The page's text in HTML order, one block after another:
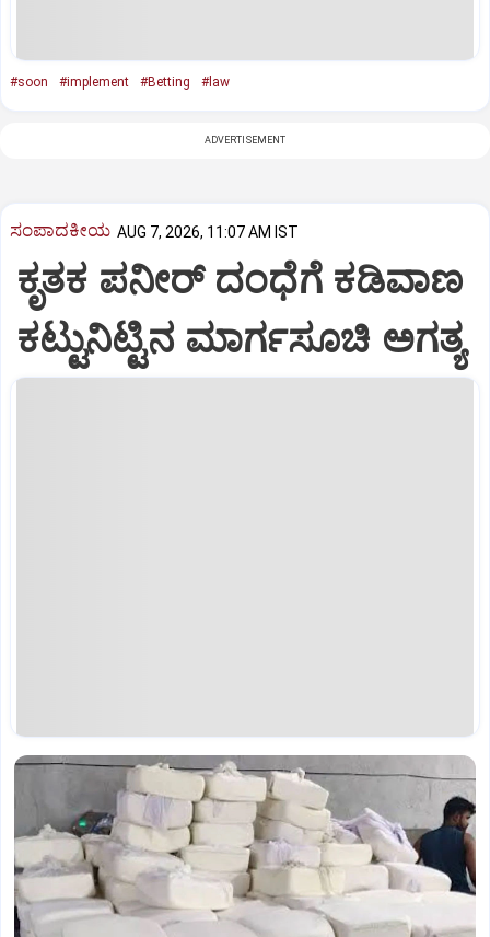
#soon #implement #Betting #law
ADVERTISEMENT
ಸಂಪಾದಕೀಯ AUG 7, 2026, 11:07 AM IST
ಕೃತಕ ಪನೀರ್‌ ದಂಧೆಗೆ ಕಡಿವಾಣ
ಕಟ್ಟುನಿಟ್ಟಿನ ಮಾರ್ಗಸೂಚಿ ಅಗತ್ಯ